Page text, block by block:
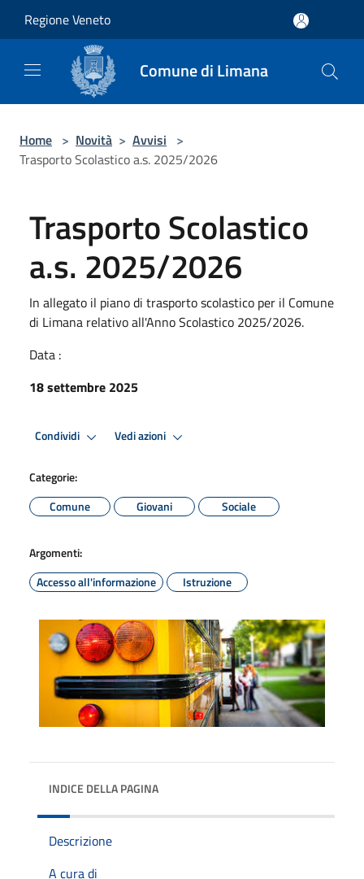
Regione Veneto
Comune di Limana
Home > Novità > Avvisi >
Trasporto Scolastico a.s. 2025/2026
Trasporto Scolastico
a.s. 2025/2026
In allegato il piano di trasporto scolastico per il Comune
di Limana relativo all'Anno Scolastico 2025/2026.
Data :
18 settembre 2025
Condividi Vedi azioni
Categorie:
Comune
Giovani Sociale
Argomenti:
Accesso all'informazione
Istruzione
INDICE DELLA PAGINA
Descrizione
A cura di